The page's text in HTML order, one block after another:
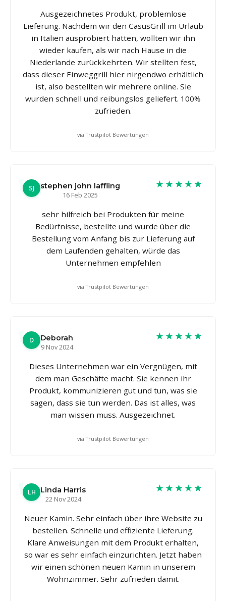
Ausgezeichnetes Produkt, problemlose
Lieferung. Nachdem wir den CasusGrill im Urlaub
in Italien ausprobiert hatten, wollten wir ihn
wieder kaufen, als wir nach Hause in die
Niederlande zurückkehrten. Wir stellten fest,
dass dieser Einweggrill hier nirgendwo erhältlich
ist, also bestellten wir mehrere online. Sie
wurden schnell und reibungslos geliefert. 100%
zufrieden.
via Trustpilot Bewertungen
SJ
stephen john laffling
16 Feb 2025
★★★★★
sehr hilfreich bei Produkten für meine
Bedürfnisse, bestellte und wurde über die
Bestellung vom Anfang bis zur Lieferung auf
dem Laufenden gehalten, würde das
Unternehmen empfehlen
via Trustpilot Bewertungen
D
Deborah
9 Nov 2024
★★★★★
Dieses Unternehmen war ein Vergnügen, mit
dem man Geschäfte macht. Sie kennen ihr
Produkt, kommunizieren gut und tun, was sie
sagen, dass sie tun werden. Das ist alles, was
man wissen muss. Ausgezeichnet.
via Trustpilot Bewertungen
LH
Linda Harris
22 Nov 2024
★★★★★
Neuer Kamin. Sehr einfach über ihre Website zu
bestellen. Schnelle und effiziente Lieferung.
Klare Anweisungen mit dem Produkt erhalten,
so war es sehr einfach einzurichten. Jetzt haben
wir einen schönen neuen Kamin in unserem
Wohnzimmer. Sehr zufrieden damit.